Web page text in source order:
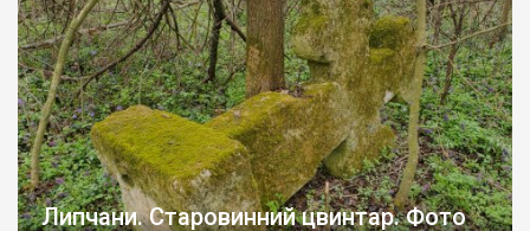
Липчани. Старовинний цвинтар. Фото